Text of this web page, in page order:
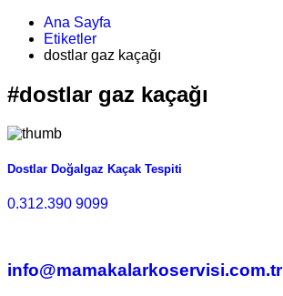
Ana Sayfa
Etiketler
dostlar gaz kaçağı
#dostlar gaz kaçağı
Dostlar Doğalgaz Kaçak Tespiti
0.312.390 9099
info@mamakalarkoservisi.com.tr